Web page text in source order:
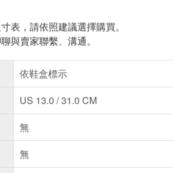
表，請依照建議選擇購買。
與賣家聯繫、溝通。
依鞋盒標示
US 13.0 / 31.0 CM
無
無